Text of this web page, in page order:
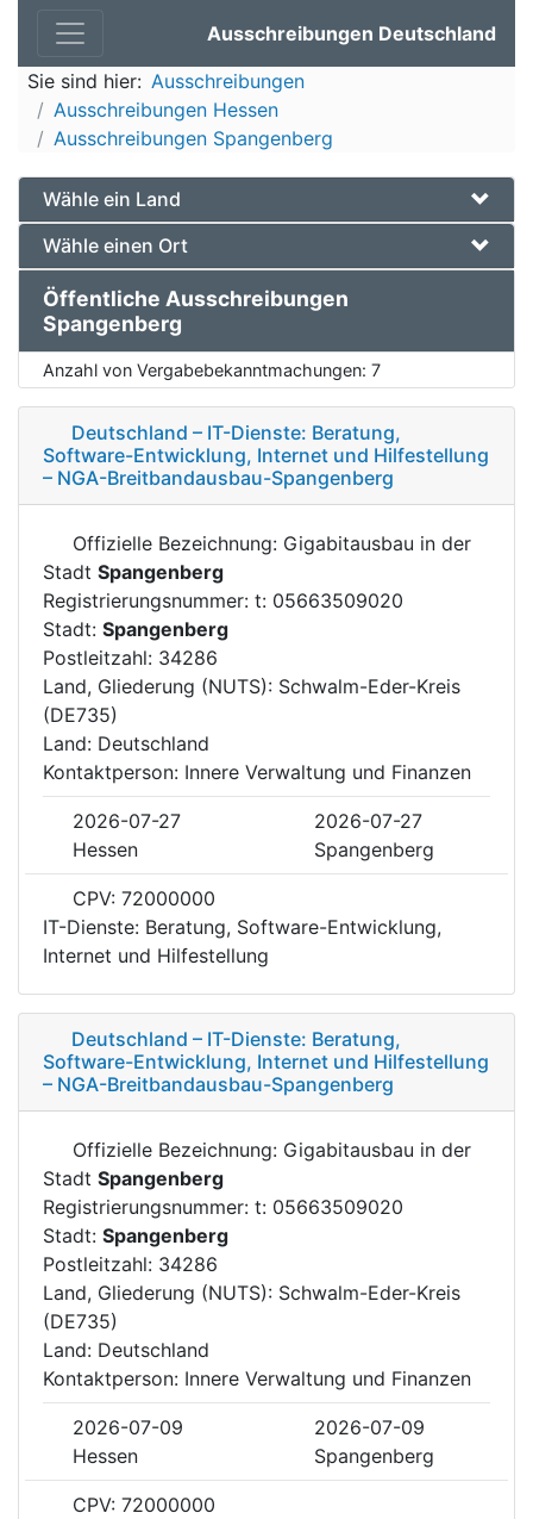
Ausschreibungen Deutschland
Sie sind hier: Ausschreibungen
Ausschreibungen Hessen
Ausschreibungen Spangenberg
Wähle ein Land
Wähle einen Ort
Öffentliche Ausschreibungen
Spangenberg
Anzahl von Vergabebekanntmachungen: 7
Deutschland – IT-Dienste: Beratung,
Software-Entwicklung, Internet und Hilfestellung
– NGA-Breitbandausbau-Spangenberg
Offizielle Bezeichnung: Gigabitausbau in der
Stadt Spangenberg
Registrierungsnummer: t: 05663509020
Stadt: Spangenberg
Postleitzahl: 34286
Land, Gliederung (NUTS): Schwalm-Eder-Kreis
(DE735)
Land: Deutschland
Kontaktperson: Innere Verwaltung und Finanzen
2026-07-27
2026-07-27
Hessen
Spangenberg
CPV: 72000000
IT-Dienste: Beratung, Software-Entwicklung,
Internet und Hilfestellung
Deutschland – IT-Dienste: Beratung,
Software-Entwicklung, Internet und Hilfestellung
– NGA-Breitbandausbau-Spangenberg
Offizielle Bezeichnung: Gigabitausbau in der
Stadt Spangenberg
Registrierungsnummer: t: 05663509020
Stadt: Spangenberg
Postleitzahl: 34286
Land, Gliederung (NUTS): Schwalm-Eder-Kreis
(DE735)
Land: Deutschland
Kontaktperson: Innere Verwaltung und Finanzen
2026-07-09
2026-07-09
Hessen
Spangenberg
CPV: 72000000